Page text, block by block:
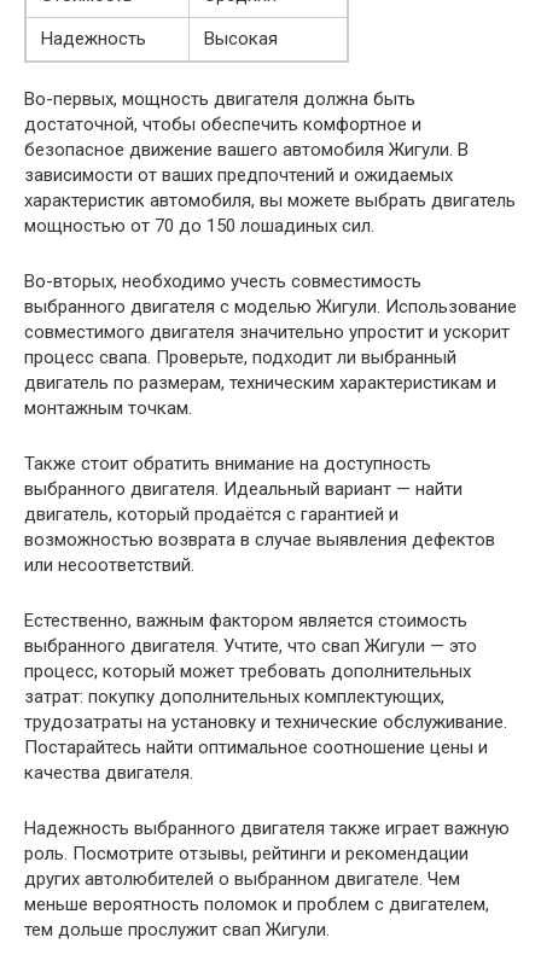
Надежность
Высокая
Во-первых, мощность двигателя должна быть
достаточной, чтобы обеспечить комфортное и
безопасное движение вашего автомобиля Жигули. В
зависимости от ваших предпочтений и ожидаемых
характеристик автомобиля, вы можете выбрать двигатель
мощностью от 70 до 150 лошадиных сил.
Во-вторых, необходимо учесть совместимость
выбранного двигателя с моделью Жигули. Использование
совместимого двигателя значительно упростит и ускорит
процесс свапа. Проверьте, подходит ли выбранный
двигатель по размерам, техническим характеристикам и
монтажным точкам.
Также стоит обратить внимание на доступность
выбранного двигателя. Идеальный вариант — найти
двигатель, который продаётся с гарантией и
возможностью возврата в случае выявления дефектов
или несоответствий.
Естественно, важным фактором является стоимость
выбранного двигателя. Учтите, что свап Жигули — это
процесс, который может требовать дополнительных
затрат: покупку дополнительных комплектующих,
трудозатраты на установку и технические обслуживание.
Постарайтесь найти оптимальное соотношение цены и
качества двигателя.
Надежность выбранного двигателя также играет важную
роль. Посмотрите отзывы, рейтинги и рекомендации
других автолюбителей о выбранном двигателе. Чем
меньше вероятность поломок и проблем с двигателем,
тем дольше прослужит свап Жигули.